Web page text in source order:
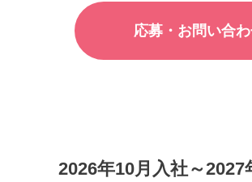
応募・お問い合
2026年10月入社～